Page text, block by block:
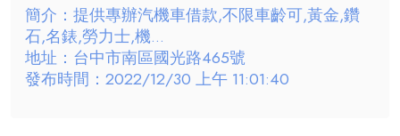
簡介：提供專辦汽機車借款,不限車齡可,黃金,鑽
石,名錶,勞力士,機...
地址：台中市南區國光路465號
發布時間：2022/12/30 上午 11:01:40